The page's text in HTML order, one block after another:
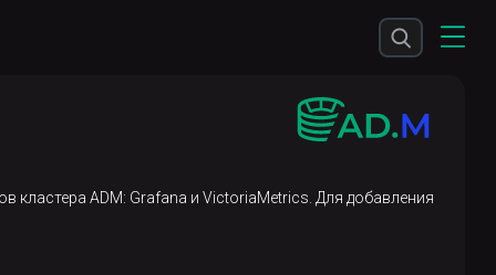
ADM: Grafana и VictoriaMetrics. Для добавления